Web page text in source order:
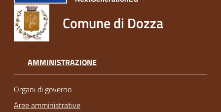
Comune di Dozza
AMMINISTRAZIONE
Organi di governo
Aree amministrative